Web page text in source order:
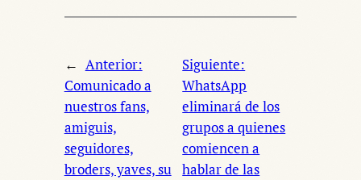
← Anterior:
Comunicado a
nuestros fans,
amiguis,
seguidores,
broders, yaves, su
Siguiente:
WhatsApp
eliminará de los
grupos a quienes
comiencen a
hablar de las